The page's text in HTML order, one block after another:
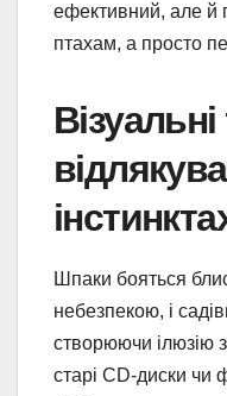
ефективний, але й
птахам, а просто
Шпаки бояться
небезпекою, і
створюючи ілюзію
старі CD-диски чи